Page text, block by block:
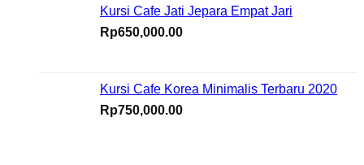
Kursi Cafe Jati Jepara Empat Jari
Rp650,000.00
Kursi Cafe Korea Minimalis Terbaru 2020
Rp750,000.00